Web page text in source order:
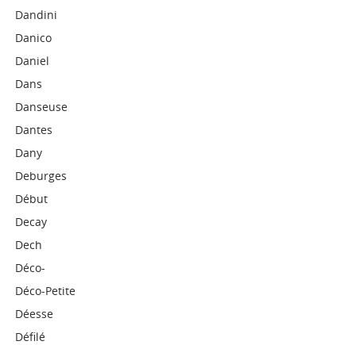
Dandini
Danico
Daniel
Dans
Danseuse
Dantes
Dany
Deburges
Début
Decay
Dech
Déco-
Déco-Petite
Déesse
Défilé